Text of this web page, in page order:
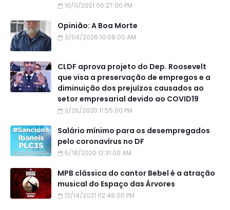
10/11/2021 06:27:00 PM
Opinião: A Boa Morte
3/04/2026 10:09:00 AM
CLDF aprova projeto do Dep. Roosevelt
que visa a preservação de empregos e a
diminuição dos prejuízos causados ao
setor empresarial devido ao COVID19
3/26/2020 11:55:00 PM
Salário mínimo para os desempregados
pelo coronavírus no DF
5/18/2020 12:31:00 AM
MPB clássica do cantor Bebel é a atração
musical do Espaço das Árvores
12/14/2021 02:48:00 PM